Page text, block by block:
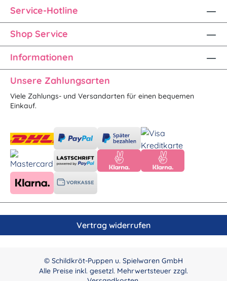
Service-Hotline
Shop Service
Informationen
Unsere Zahlungsarten
Viele Zahlungs- und Versandarten für einen bequemen
Einkauf.
Vertrag widerrufen
© Schildkröt-Puppen u. Spielwaren GmbH
Alle Preise inkl. gesetzl. Mehrwertsteuer zzgl.